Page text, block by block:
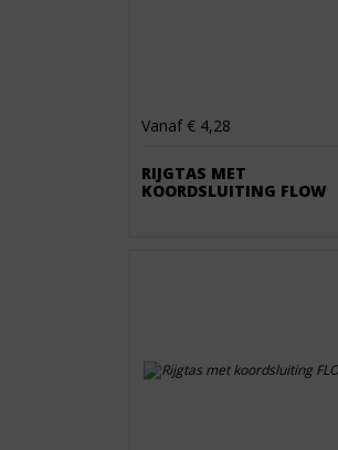
Vanaf € 4,28
RIJGTAS MET
KOORDSLUITING FLOW